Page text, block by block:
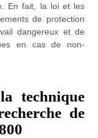
En fait, la loi et les
de protection
dangereux et de
en cas de non-
technique
de